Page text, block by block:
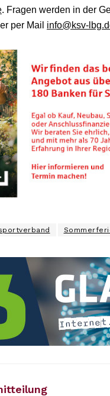
. Fragen werden in der
per Mail info@ksv-